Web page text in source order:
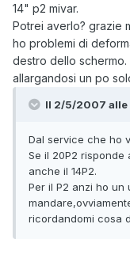
14" p2 mivar.
Potrei averlo? grazie
ho problemi di
destro dello schermo.
allargandosi un po
Il 2/5/2007 alle
Dal service che ho
Se il 20P2
anche il 14P2.
Per il P2 anzi ho
ricordandomi cosa